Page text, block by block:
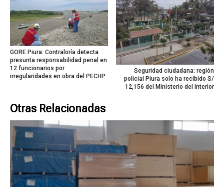
GORE Piura: Contraloría detecta
presunta responsabilidad penal en
12 funcionarios por
irregularidades en obra del PECHP
Seguridad ciudadana: región
policial Piura solo ha recibido S/
12,156 del Ministerio del Interior
Otras Relacionadas